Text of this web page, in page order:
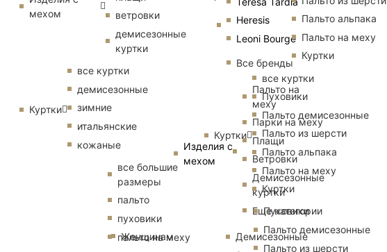
Женщинам
Heresis
Leoni Bourge
Все бренды
Изделия с
мехом
Пальто на
меху
Парки на меху
Плащи
Ветровки
Демисезонные
куртки
Еще категории
Демисезонные
мехом
ветровки
демисезонные
куртки
Куртки
все куртки
демисезонные
зимние
итальянские
кожаные
все большие
размеры
пальто
пуховики
пальто на меху
Пальто альпака
Пальто на меху
Куртки
Куртки
все куртки
Пуховики
Пальто демисезонные
Пальто из шерсти
Пальто альпака
Пальто на меху
Куртки
Пуховики
Пальто демисезонные
Пальто из шерсти